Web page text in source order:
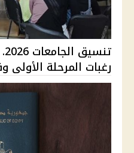
رغبات المرحلة